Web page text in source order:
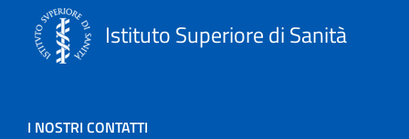
Istituto Superiore di Sanità
I NOSTRI CONTATTI